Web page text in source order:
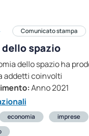
Comunicato stampa
dello spazio
dello spazio ha
addetti coinvolti
Anno 2021
economia
imprese